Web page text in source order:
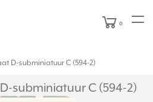
0
D-subminiatuur C (594-2)
subminiatuur C (594-2)